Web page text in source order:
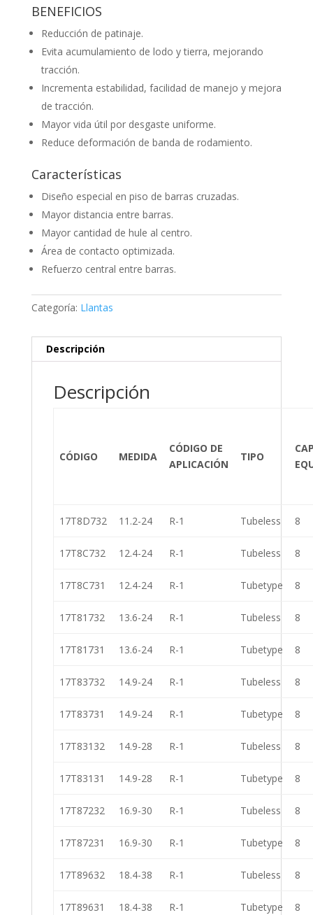
BENEFICIOS
Reducción de patinaje.
Evita acumulamiento de lodo y tierra, mejorando
tracción.
Incrementa estabilidad, facilidad de manejo y mejora
de tracción.
Mayor vida útil por desgaste uniforme.
Reduce deformación de banda de rodamiento.
Características
Diseño especial en piso de barras cruzadas.
Mayor distancia entre barras.
Mayor cantidad de hule al centro.
Área de contacto optimizada.
Refuerzo central entre barras.
Categoría: Llantas
Descripción
Descripción
CÓDIGO MEDIDA
CÓDIGO DE
APLICACIÓN
TIPO
17T8D732 11.2-24 R-1 Tubeless 8
17T8C732 12.4-24 R-1 Tubeless 8
17T8C731 12.4-24 R-1 Tubetype 8
17T81732 13.6-24 R-1 Tubeless 8
17T81731 13.6-24 R-1 Tubetype 8
17T83732 14.9-24 R-1 Tubeless 8
17T83731 14.9-24 R-1 Tubetype 8
17T83132 14.9-28 R-1 Tubeless 8
17T83131 14.9-28 R-1 Tubetype 8
17T87232 16.9-30 R-1 Tubeless 8
17T87231 16.9-30 R-1 Tubetype 8
17T89632 18.4-38 R-1 Tubeless 8
17T89631 18.4-38 R-1 Tubetype 8